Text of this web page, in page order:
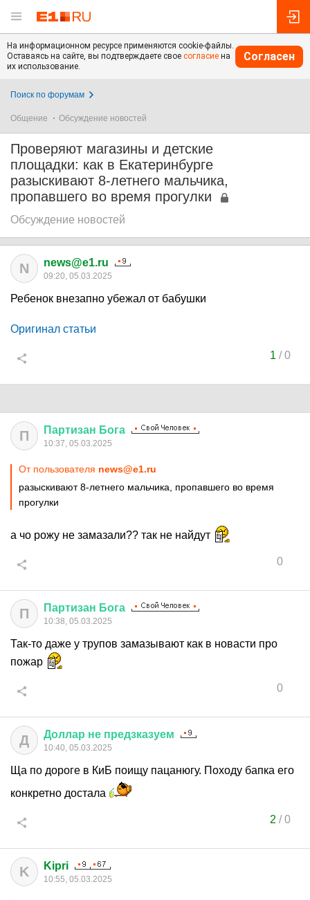
На информационном ресурсе применяются cookie-файлы.
Оставаясь на сайте, вы подтверждаете свое согласие на
их использование.
Согласен
Поиск по форумам
Общение Обсуждение новостей
Проверяют магазины и детские
площадки: как в Екатеринбурге
разыскивают 8-летнего мальчика,
пропавшего во время прогулки
Обсуждение новостей
N news@e1.ru
09:20, 05.03.2025
Ребенок внезапно убежал от бабушки
Оригинал статьи
1 /0
П Партизан Бога
10:37, 05.03.2025
От пользователя news@e1.ru
разыскивают 8-летнего мальчика, пропавшего во время
прогулки
а чо рожу не замазали?? так не найдут
0
П Партизан Бога
10:38, 05.03.2025
Так-то даже у трупов замазывают как в новасти про
пожар
0
Д Доллар не предзказуем
10:40, 05.03.2025
Ща по дороге в КиБ поищу пацанюгу. Походу бапка его
конкретно достала
2 /0
K Kipri
10:55, 05.03.2025